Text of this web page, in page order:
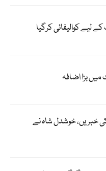
خبریں، خوشدل شاہ نے